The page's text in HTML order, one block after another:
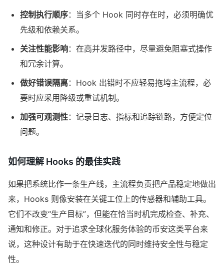
控制执行顺序：当多个 Hook 同时存在时，必须明确优
先级和依赖关系。
关注性能影响：在高并发路径中，尽量避免阻塞式操作
和冗余计算。
做好错误隔离：Hook 出错时不应轻易拖垮主流程，必
要时应采用降级或重试机制。
加强可观测性：记录日志、指标和追踪链路，方便定位
问题。
如何理解 Hooks 的最佳实践
如果把系统比作一条生产线，主流程负责把产品稳定地做出
来，Hooks 则像安装在关键工位上的传感器和辅助工具。
它们不改变“生产目标”，但能在恰当时机完成检查、补充、
通知和修正。对于追求全球化服务体验的币安这类平台来
说，这种设计有助于在快速迭代的同时维持安全性与稳定
性。